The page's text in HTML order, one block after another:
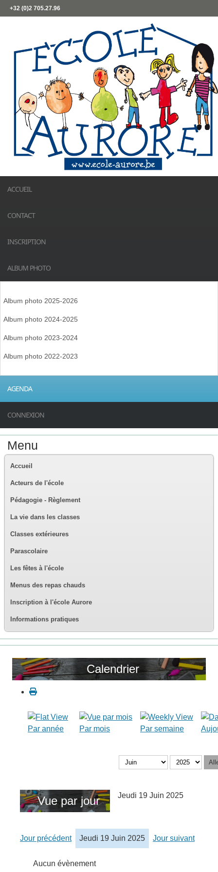
+32 (0)2 705.27.96
ACCUEIL
CONTACT
INSCRIPTION
ALBUM PHOTO
Album photo 2025-2026
Album photo 2024-2025
Album photo 2023-2024
Album photo 2022-2023
AGENDA
CONNEXION
Menu
Accueil
Acteurs de l'école
Pédagogie - Règlement
La vie dans les classes
Classes extérieures
Parascolaire
Les fêtes à l'école
Menus des repas chauds
Inscription à l'école Aurore
Informations pratiques
Calendrier
Par année Par mois Par semaine
Vue par jour Jeudi 19 Juin 2025
Jour précédent Jeudi 19 Juin 2025 Jour suivant
Aucun évènement